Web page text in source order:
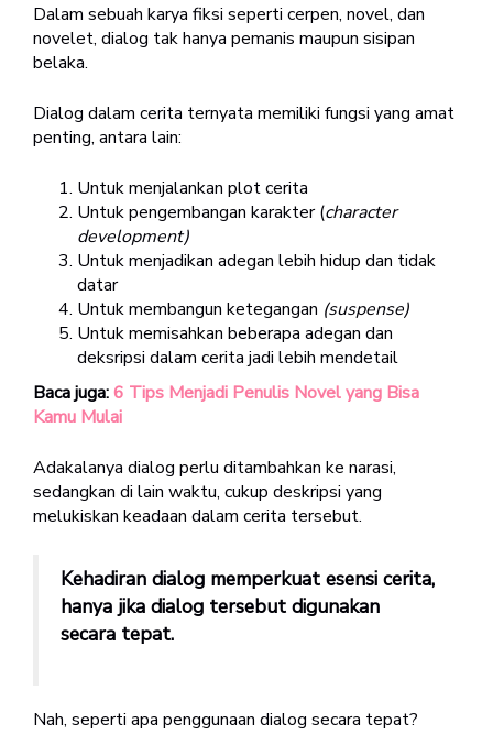
Dalam sebuah karya fiksi seperti cerpen, novel, dan
novelet, dialog tak hanya pemanis maupun sisipan
belaka.
Dialog dalam cerita ternyata memiliki fungsi yang amat
penting, antara lain:
Untuk menjalankan plot cerita
Untuk pengembangan karakter (character
development)
Untuk menjadikan adegan lebih hidup dan tidak
datar
Untuk membangun ketegangan (suspense)
Untuk memisahkan beberapa adegan dan
deksripsi dalam cerita jadi lebih mendetail
Baca juga:6 Tips Menjadi Penulis Novel yang Bisa
Kamu Mulai
Adakalanya dialog perlu ditambahkan ke narasi,
sedangkan di lain waktu, cukup deskripsi yang
melukiskan keadaan dalam cerita tersebut.
Kehadiran dialog memperkuat esensi cerita,
hanya jika dialog tersebut digunakan
secara tepat.
Nah, seperti apa penggunaan dialog secara tepat?